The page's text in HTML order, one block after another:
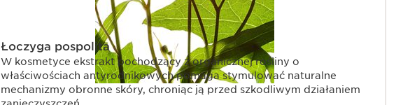
Łoczyga pospolita
W kosmetyce ekstrakt pochodzący z organicznej rośliny o
właściwościach antyrodnikowych pomaga stymulować naturalne
mechanizmy obronne skóry, chroniąc ją przed szkodliwym działaniem